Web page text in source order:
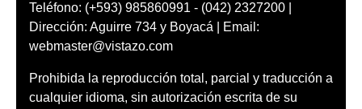
Teléfono: (+593) 985860991 - (042) 2327200 |
Dirección: Aguirre 734 y Boyacá | Email:
webmaster@vistazo.com
Prohibida la reproducción total, parcial y traducción a
cualquier idioma, sin autorización escrita de su